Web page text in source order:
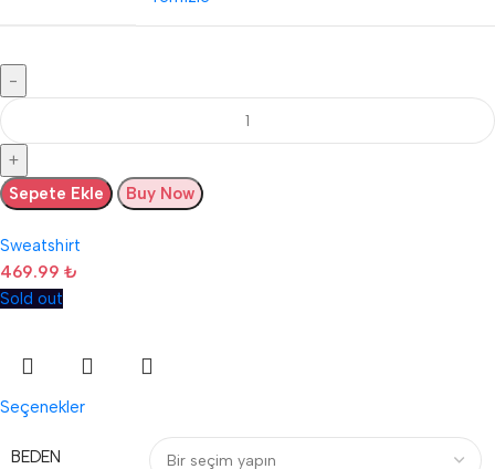
Sepete Ekle Buy Now
Sweatshirt
469.99 ₺
Sold out
Seçenekler
BEDEN